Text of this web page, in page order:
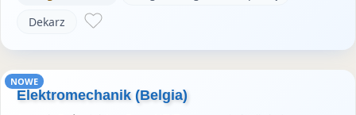
Dekarz
NOWE
Elektromechanik (Belgia)